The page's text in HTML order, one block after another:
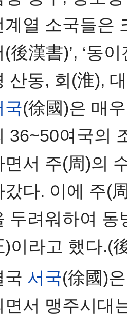
계열 소국들은
(後漢書)’, ‘동
산동, 회(淮),
국(徐國)은 매
36~50여국의
면서 주(周)의
갔다. 이에 주(
두려워하여
)이라고 했다.(
국 서국(徐國)
면서 맹주시대